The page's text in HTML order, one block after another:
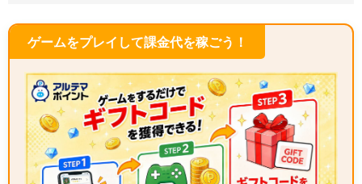
ゲームをプレイして課金代を稼ごう！